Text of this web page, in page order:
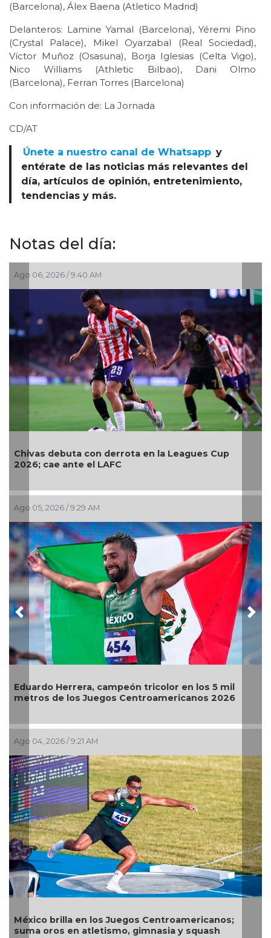
(Barcelona), Álex Baena (Atletico Madrid)
Delanteros: Lamine Yamal (Barcelona), Yéremi Pino
(Crystal Palace), Mikel Oyarzabal (Real Sociedad),
Víctor Muñoz (Osasuna), Borja Iglesias (Celta Vigo),
Nico Williams (Athletic Bilbao), Dani Olmo
(Barcelona), Ferran Torres (Barcelona)
Con información de: La Jornada
CD/AT
Únete a nuestro canal de Whatsapp y
entérate de las noticias más relevantes del
día, artículos de opinión, entretenimiento,
tendencias y más.
Notas del día:
Ago 03, 2026 / 10:55 AM
Relevo Mixto de triatlón logra oro en los
Centroamericanos de Santo Domingo
Ago 02, 2026 / 10:44 PM
El Águila gana por barrida, última serie en el
Jul 30, 2026 / 10:22 AM
Alejandra Valencia lidera día de ensueño para
arqueros mexicanos en Santo Domingo 2026
Previous